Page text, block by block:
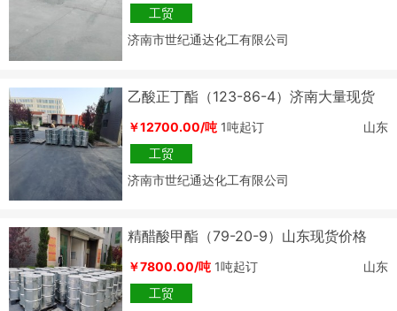
工贸
济南市世纪通达化工有限公司
乙酸正丁酯（123-86-4）济南大量现货
￥12700.00/吨 1吨起订
山东
工贸
济南市世纪通达化工有限公司
精醋酸甲酯（79-20-9）山东现货价格
￥7800.00/吨 1吨起订
山东
工贸